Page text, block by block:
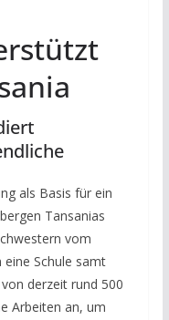
als Basis für ein
Tansanias
vom
eine Schule samt
derzeit rund 500
Arbeiten an, um